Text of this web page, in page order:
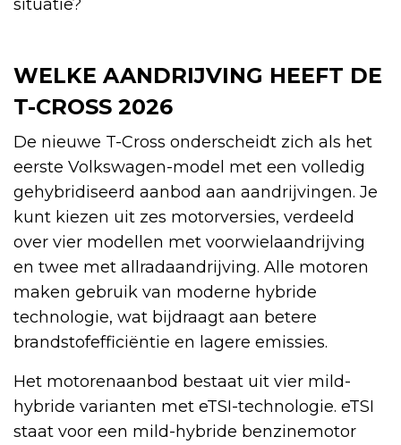
situatie?
WELKE AANDRIJVING HEEFT DE
T-CROSS 2026
De nieuwe T-Cross onderscheidt zich als het
eerste Volkswagen-model met een volledig
gehybridiseerd aanbod aan aandrijvingen. Je
kunt kiezen uit zes motorversies, verdeeld
over vier modellen met voorwielaandrijving
en twee met allradaandrijving. Alle motoren
maken gebruik van moderne hybride
technologie, wat bijdraagt aan betere
brandstofefficiëntie en lagere emissies.
Het motorenaanbod bestaat uit vier mild-
hybride varianten met eTSI-technologie. eTSI
staat voor een mild-hybride benzinemotor